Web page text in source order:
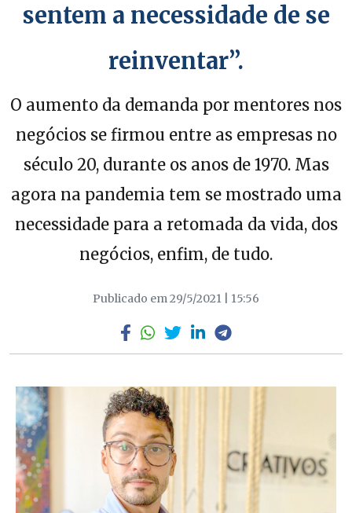
sentem a necessidade de se
reinventar”.
O aumento da demanda por mentores nos
negócios se firmou entre as empresas no
século 20, durante os anos de 1970. Mas
agora na pandemia tem se mostrado uma
necessidade para a retomada da vida, dos
negócios, enfim, de tudo.
Publicado em 29/5/2021 | 15:56